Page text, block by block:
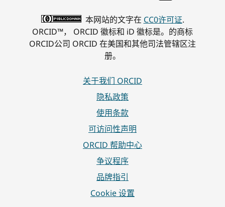
本网站的文字在 CC0许可证.
ORCID™， ORCID 徽标和 iD 徽标是。的商标
ORCID公司 ORCID 在美国和其他司法管辖区注
册。
关于我们 ORCID
隐私政策
使用条款
可访问性声明
ORCID 帮助中心
争议程序
品牌指引
Cookie 设置